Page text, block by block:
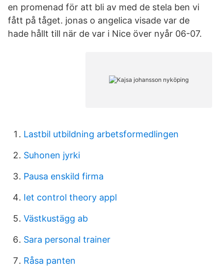
en promenad för att bli av med de stela ben vi
fått på tåget. jonas o angelica visade var de
hade hållt till när de var i Nice över nyår 06-07.
Lastbil utbildning arbetsformedlingen
Suhonen jyrki
Pausa enskild firma
Iet control theory appl
Västkustägg ab
Sara personal trainer
Råsa panten